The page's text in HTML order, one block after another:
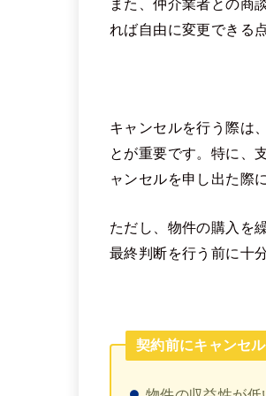
また、仲介業者との商
れば自由に変更できる
キャンセルを行う際は
とが重要です。特に、
ャンセルを申し出た際
ただし、物件の購入を
最終判断を行う前に十
契約前にキャンセ